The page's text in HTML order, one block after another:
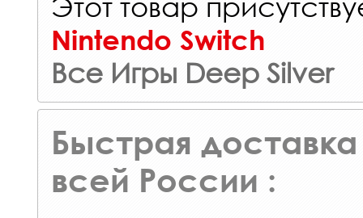
Nintendo Switch
Все Игры Deep Silver
Быстрая доставка
всей России :